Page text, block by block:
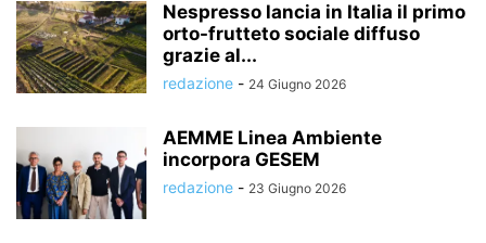
Nespresso lancia in Italia il primo
orto-frutteto sociale diffuso
grazie al...
redazione - 24 Giugno 2026
AEMME Linea Ambiente
incorpora GESEM
redazione - 23 Giugno 2026